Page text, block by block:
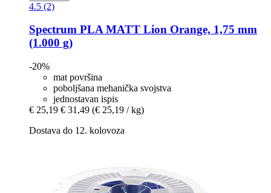
4.5 (2)
Spectrum PLA MATT Lion Orange, 1,75 mm
(1.000 g)
-20%
mat površina
poboljšana mehanička svojstva
jednostavan ispis
€ 25,19 € 31,49 (€ 25,19 / kg)
Dostava do 12. kolovoza